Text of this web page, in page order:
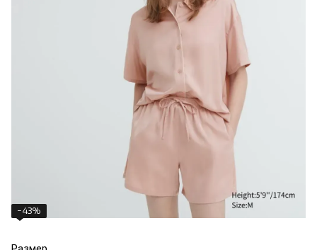
−43%